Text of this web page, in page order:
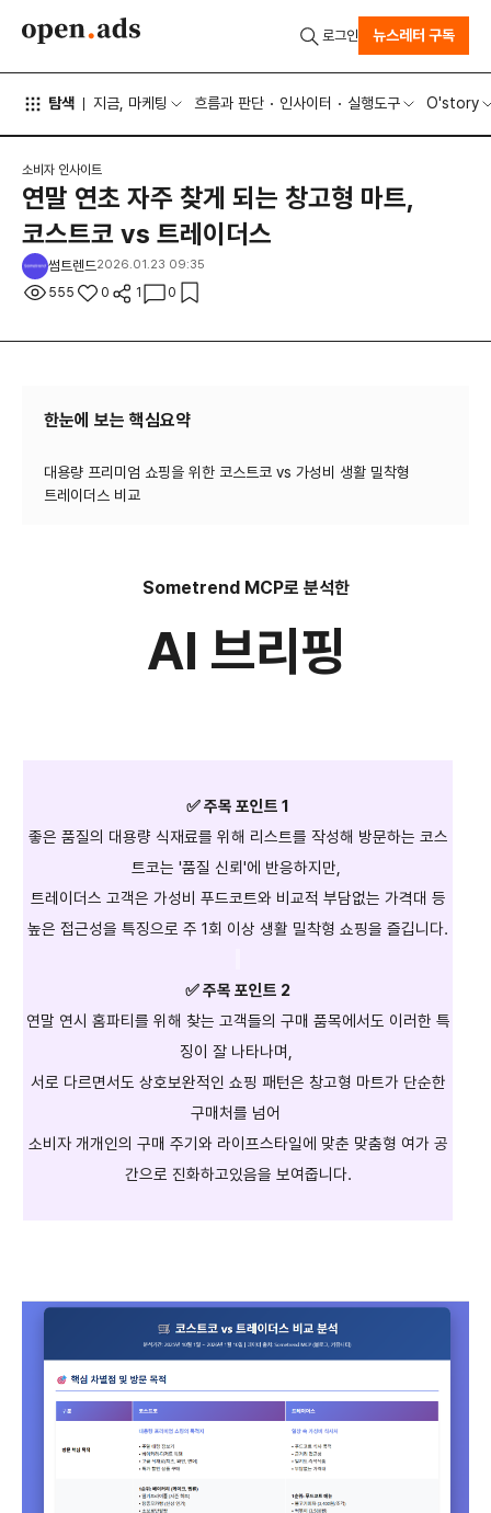
탐색 지금, 마케팅 흐름과 판단 인사이터 실행도구 O'story
로그인 뉴스레터 구독
소비자 인사이트
연말 연초 자주 찾게 되는 창고형 마트,
코스트코 vs 트레이더스
썸트렌드2026.01.23 09:35
555 0 1 0
한눈에 보는 핵심요약
대용량 프리미엄 쇼핑을 위한 코스트코 vs 가성비 생활 밀착형
​Sometrend MCP로 분석한
AI 브리핑
✅ 주목 포인트 1
좋은 품질의 대용량 식재료를 위해 리스트를 작성해 방문하는 코스
트코는 '품질 신뢰'에 반응하지만,
트레이더스 고객은 가성비 푸드코트와 비교적 부담없는 가격대 등
높은 접근성을 특징으로 주 1회 이상 생활 밀착형 쇼핑을 즐깁니다.
✅ 주목 포인트 2
연말 연시 홈파티를 위해 찾는 고객들의 구매 품목에서도 이러한 특
징이 잘 나타나며,
서로 다르면서도 상호보완적인 쇼핑 패턴은 창고형 마트가 단순한
구매처를 넘어
소비자 개개인의 구매 주기와 라이프스타일에 맞춘 맞춤형 여가 공
간으로 진화하고있음을 보여줍니다.